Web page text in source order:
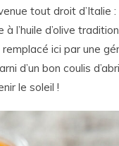
tout droit d’Italie
à l’huile d’olive
remplacé ici par une
d’un bon coulis
le soleil !